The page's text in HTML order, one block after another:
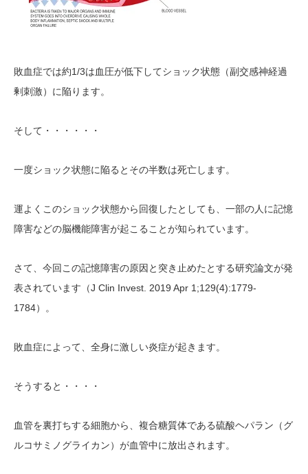
敗血症では約1/3は血圧が低下してショック状態（副交感神経過
剰刺激）に陥ります。
そして・・・・・・
一度ショック状態に陥るとその半数は死亡します。
運よくこのショック状態から回復したとしても、一部の人に記憶
障害などの脳機能障害が起こることが知られています。
さて、今回この記憶障害の原因と突き止めたとする研究論文が発
表されています（J Clin Invest. 2019 Apr 1;129(4):1779-
1784）。
敗血症によって、全身に激しい炎症が起きます。
そうすると・・・・
血管を裏打ちする細胞から、複合糖質体である硫酸ヘパラン（グ
ルコサミノグライカン）が血管中に放出されます。